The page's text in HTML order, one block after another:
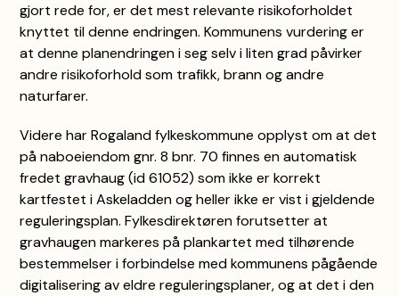
gjort rede for, er det mest relevante risikoforholdet
knyttet til denne endringen. Kommunens vurdering er
at denne planendringen i seg selv i liten grad påvirker
andre risikoforhold som trafikk, brann og andre
naturfarer.
Videre har Rogaland fylkeskommune opplyst om at det
på naboeiendom gnr. 8 bnr. 70 finnes en automatisk
fredet gravhaug (id 61052) som ikke er korrekt
kartfestet i Askeladden og heller ikke er vist i gjeldende
reguleringsplan. Fylkesdirektøren forutsetter at
gravhaugen markeres på plankartet med tilhørende
bestemmelser i forbindelse med kommunens pågående
digitalisering av eldre reguleringsplaner, og at det i den